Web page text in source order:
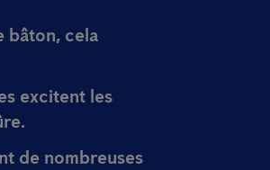
bâton, cela
excitent les
de nombreuses